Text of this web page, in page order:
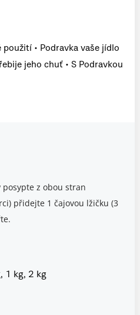
• Podravka vaše jídlo
jeho chuť • S Podravkou
z obou stran
přidejte 1 čajovou lžičku (3
1 kg, 2 kg